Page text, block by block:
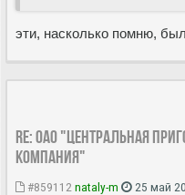
эти, насколько помню,
Re: ОАО "Центральная
компания"
#859112 nataly-m 25 май